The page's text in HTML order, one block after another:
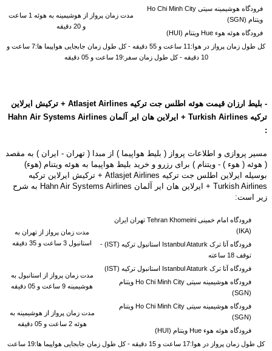
فرودگاه هوشیمینه سیتی Ho Chi Minh City
ویتنام (SGN)
مدت زمان پرواز از هوشیمینه به هوئه 1 ساعت
و 20 دقیقه
فرودگاه هوئه هوء Hue ویتنام (HUI)
کل طول زمان پرواز در هوا:11 ساعت و 55 دقیقه - کل طول زمان جابجایی هواپیما ها:7 ساعت و
10 دقیقه - کل طول زمان سفر:19 ساعت و 05 دقیقه
- بلیط ارزان قیمت هوئه اطلس جت ترکیه Atlasjet Airlines + ترکیش ایرلاین
ترکیه
Turkish Airlines + ایرلاین هان ایر آلمان Hahn Air Systems Airlines
:
مسیر پروازی و اطلاعات پرواز ( بلیط هواپیما ) از مبدا ( تهران - ایران ) به مقصد
( هوئه ( هوء ) - ویتنام ) برای رزرو و خرید بلیط هواپیما به هوئه ویتنام (هوء)
بوسیله ایرلاین اطلس جت ترکیه Atlasjet Airlines + ترکیش ایرلاین ترکیه
Turkish Airlines + ایرلاین هان ایر آلمان Hahn Air Systems Airlines به شرح
زیر است:
فرودگاه امام خمینی Tehran Khomeini تهران ایران
(IKA)
مدت زمان پرواز از تهران به
استانبول 3 ساعت و 35 دقیقه
فرودگاه آتا ترک Istanbul Ataturk استانبول ترکیه (IST) -
توقف 18 ساعته
فرودگاه آتا ترک Istanbul Ataturk استانبول ترکیه (IST)
مدت زمان پرواز از استانبول به
هوشیمینه 9 ساعت و 05 دقیقه
فرودگاه هوشیمینه سیتی Ho Chi Minh City ویتنام
(SGN)
فرودگاه هوشیمینه سیتی Ho Chi Minh City ویتنام
(SGN)
مدت زمان پرواز از هوشیمینه به
هوئه 2 ساعت و 05 دقیقه
فرودگاه هوئه هوء Hue ویتنام (HUI)
کل طول زمان پرواز در هوا:17 ساعت و 15 دقیقه - کل طول زمان جابجایی هواپیما ها:19 ساعت